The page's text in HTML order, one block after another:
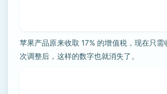
苹果产品原来收取 17% 的增值税，现在只
次调整后，这样的数字也就消失了。